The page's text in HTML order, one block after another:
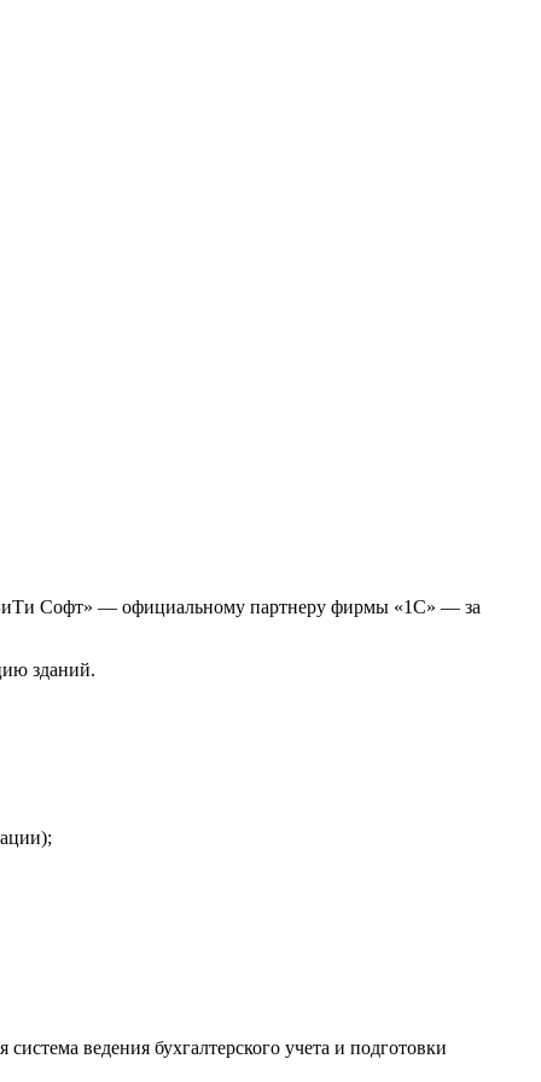
Софт» — официальному партнеру фирмы «1С» — за
зданий.
ведения бухгалтерского учета и подготовки